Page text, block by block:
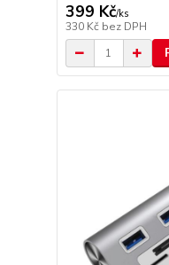
399 Kč/ks
330 Kč bez DPH